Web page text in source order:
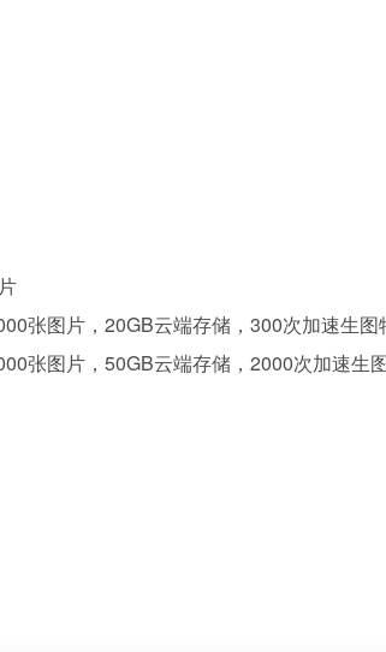
张图片，20GB云端存储，300次加速生图
张图片，50GB云端存储，2000次加速生